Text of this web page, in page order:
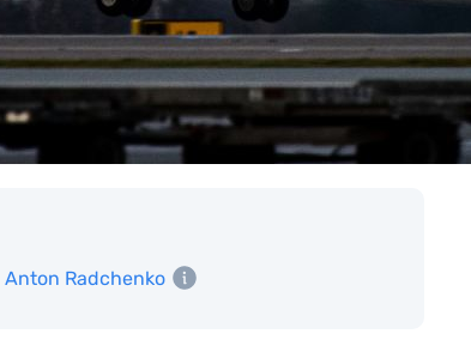
Anton Radchenko